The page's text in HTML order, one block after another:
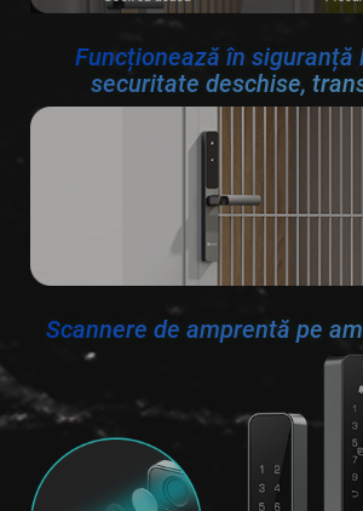
Funcționează în siguranță
securitate deschise,
Scannere de amprentă pe